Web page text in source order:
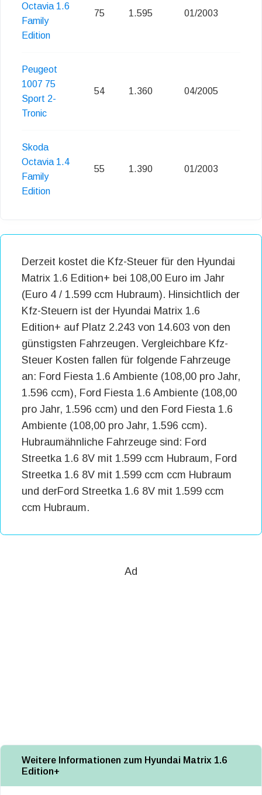
Octavia 1.6
Family
Edition
75 1.595 01/2003
Peugeot
1007 75
Sport 2-
Tronic
54 1.360 04/2005
Skoda
Octavia 1.4
Family
Edition
55 1.390 01/2003
Derzeit kostet die Kfz-Steuer für den Hyundai
Matrix 1.6 Edition+ bei 108,00 Euro im Jahr
(Euro 4 / 1.599 ccm Hubraum). Hinsichtlich der
Kfz-Steuern ist der Hyundai Matrix 1.6
Edition+ auf Platz 2.243 von 14.603 von den
günstigsten Fahrzeugen. Vergleichbare Kfz-
Steuer Kosten fallen für folgende Fahrzeuge
an: Ford Fiesta 1.6 Ambiente (108,00 pro Jahr,
1.596 ccm), Ford Fiesta 1.6 Ambiente (108,00
pro Jahr, 1.596 ccm) und den Ford Fiesta 1.6
Ambiente (108,00 pro Jahr, 1.596 ccm).
Hubraumähnliche Fahrzeuge sind: Ford
Streetka 1.6 8V mit 1.599 ccm Hubraum, Ford
Streetka 1.6 8V mit 1.599 ccm ccm Hubraum
und derFord Streetka 1.6 8V mit 1.599 ccm
ccm Hubraum.
Ad
Weitere Informationen zum Hyundai Matrix 1.6
Edition+